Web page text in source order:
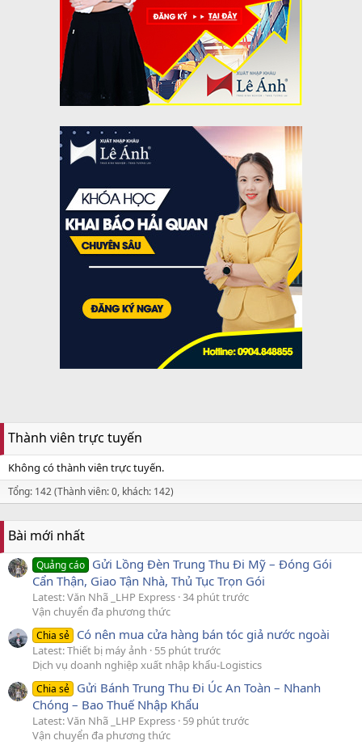
Thành viên trực tuyến
Không có thành viên trực tuyến.
Tổng: 142 (Thành viên: 0, khách: 142)
Bài mới nhất
Quảng cáo Gửi Lồng Đèn Trung Thu Đi Mỹ – Đóng Gói
Cẩn Thận, Giao Tận Nhà, Thủ Tục Trọn Gói
Latest: Văn Nhã _LHP Express 34 phút trước
Vận chuyển đa phương thức
Chia sẻ Có nên mua cửa hàng bán tóc giả nước ngoài
Latest: Thiết bị máy ảnh
55 phút trước
Dịch vụ doanh nghiệp xuất nhập khẩu-Logistics
Chia sẻ Gửi Bánh Trung Thu Đi Úc An Toàn – Nhanh
Chóng – Bao Thuế Nhập Khẩu
Latest: Văn Nhã _LHP Express 59 phút trước
Vận chuyển đa phương thức